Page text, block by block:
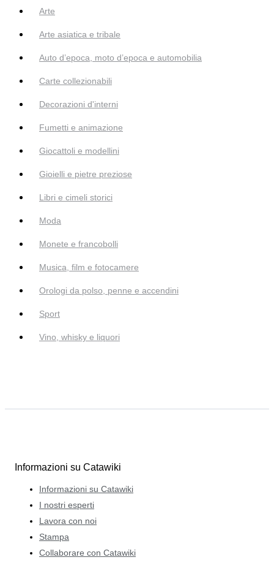
Arte
Arte asiatica e tribale
Auto d’epoca, moto d’epoca e automobilia
Carte collezionabili
Decorazioni d'interni
Fumetti e animazione
Giocattoli e modellini
Gioielli e pietre preziose
Libri e cimeli storici
Moda
Monete e francobolli
Musica, film e fotocamere
Orologi da polso, penne e accendini
Sport
Vino, whisky e liquori
Informazioni su Catawiki
Informazioni su Catawiki
I nostri esperti
Lavora con noi
Stampa
Collaborare con Catawiki